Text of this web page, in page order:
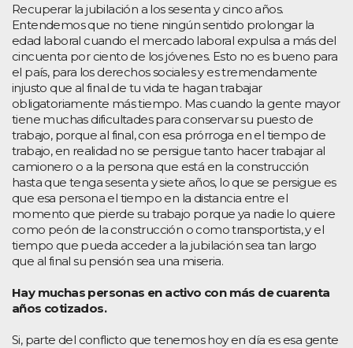
Recuperar la jubilación a los sesenta y cinco años.
Entendemos que no tiene ningún sentido prolongar la
edad laboral cuando el mercado laboral expulsa a más del
cincuenta por ciento de los jóvenes. Esto no es bueno para
el país, para los derechos sociales y es tremendamente
injusto que al final de tu vida te hagan trabajar
obligatoriamente más tiempo. Mas cuando la gente mayor
tiene muchas dificultades para conservar su puesto de
trabajo, porque al final, con esa prórroga en el tiempo de
trabajo, en realidad no se persigue tanto hacer trabajar al
camionero o a la persona que está en la construcción
hasta que tenga sesenta y siete años, lo que se persigue es
que esa persona el tiempo en la distancia entre el
momento que pierde su trabajo porque ya nadie lo quiere
como peón de la construcción o como transportista, y el
tiempo que pueda acceder a la jubilación sea tan largo
que al final su pensión sea una miseria.
Hay muchas personas en activo con más de cuarenta
años cotizados.
Si, parte del conflicto que tenemos hoy en día es esa gente